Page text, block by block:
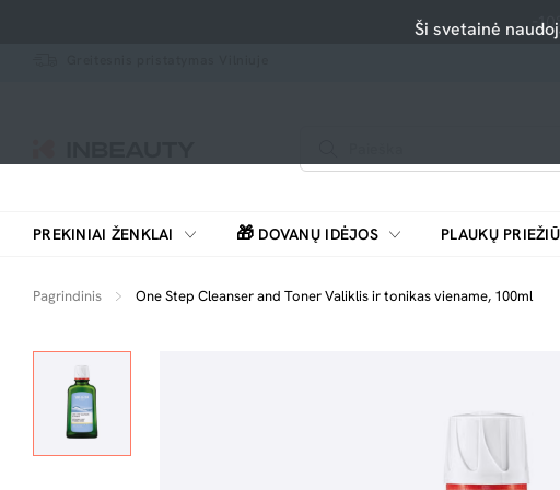
-
PREKINIAI ŽENKLAI 🎁 DOVANŲ IDĖJOS PLAUKŲ
Pagrindinis One Step Cleanser and Toner Valiklis ir tonikas viename, 100ml
Ši svetainė